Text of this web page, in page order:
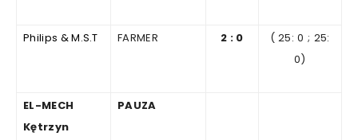
Philips & M.S.T FARMER 2 : 0 ( 25: 0 ; 25:
0)
EL-MECH
Kętrzyn
PAUZA